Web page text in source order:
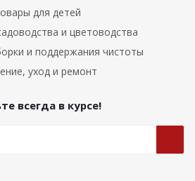
для детей
и цветоводства
и поддержания чистоты
уход и ремонт
всегда в курсе!